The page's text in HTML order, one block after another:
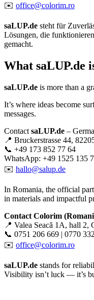
✉️ office@colorim.ro
saLUP.de steht für
Lösungen, die
gemacht.
What saLUP.de
saLUP.de is more than a
It’s where ideas become
messages.
Contact saLUP.de –
📍 Bruckerstrasse 44,
📞 +49 173 852 77 64
WhatsApp: +49 1525 135
✉️ hallo@salup.de
In Romania, the official
in materials and impactful
Contact Colorim
📍 Valea Seacă 1A, hall 2,
📞 0751 206 669 | 0770
✉️ office@colorim.ro
saLUP.de stands for
Visibility isn’t luck — it’s